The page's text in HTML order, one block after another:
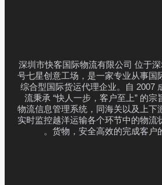
深圳市快客国际物流有限公司 位
号七星创意工场，是一家专业从事
综合型国际货运代理企业。自
流秉承 “快人一步，客户至上” 的
物流信息管理系统，同海关以及上
实时监控越洋运输各个环节中的物
货物，安全高效的完成客